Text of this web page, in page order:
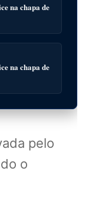
na chapa de
na chapa de
pelo
o